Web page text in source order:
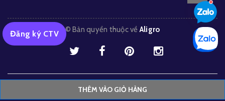
THÊM VÀO GIỎ HÀNG
© Bản quyền thuộc vềAligro
Sản phẩm Tin tức
Đăng ký CTV